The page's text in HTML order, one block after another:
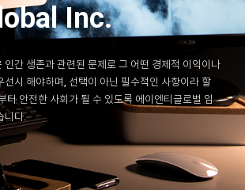
Inc.
인간 생존과 관련된 문제로 그 어떤 경제적 이익이나
선시 해야하며, 선택이 아닌 필수적인 사항이라 할
터 안전한 사회가 될 수 있도록 에이엔티글로벌 임
니다.